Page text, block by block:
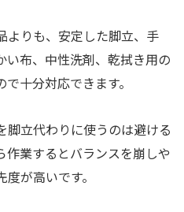
よりも、安定した脚立、手
い布、中性洗剤、乾拭き用の
十分対応できます。
脚立代わりに使うのは避ける
作業するとバランスを崩しや
が高いです。